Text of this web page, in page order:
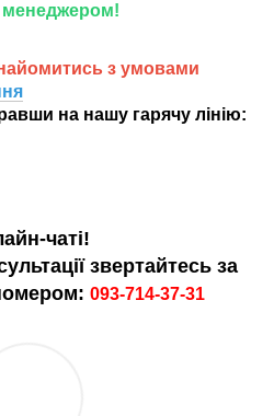
з умовами
на нашу гарячу лінію:
чаті!
звертайтесь за
093-714-37-31